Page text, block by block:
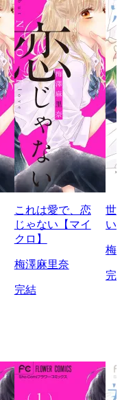
これは愛で、恋
じゃない【マイ
クロ】
梅澤麻里奈
完結
世
い
梅
完